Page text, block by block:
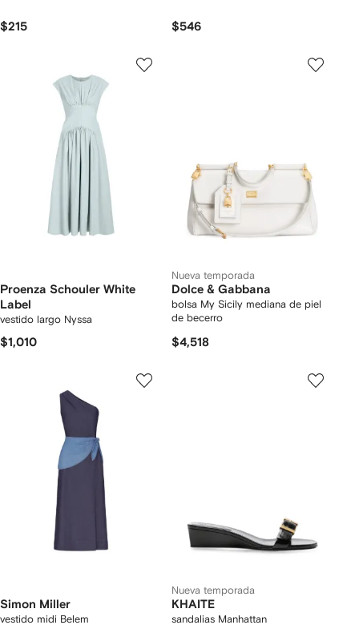
$215 $546
Proenza Schouler White
Label
vestido largo Nyssa
$1,010
Nueva temporada
Dolce & Gabbana
bolsa My Sicily mediana de piel
de becerro
$4,518
Simon Miller
vestido midi Belem
Nueva temporada
KHAITE
sandalias Manhattan